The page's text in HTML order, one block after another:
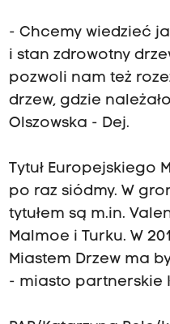
- Chcemy wiedzieć
i stan zdrowotny
pozwoli nam też
drzew, gdzie
Olszowska - Dej.
Tytuł Europejskiego
po raz siódmy. W
tytułem są m.in.
Malmoe i Turku. W
Miastem Drzew ma
- miasto partnerskie